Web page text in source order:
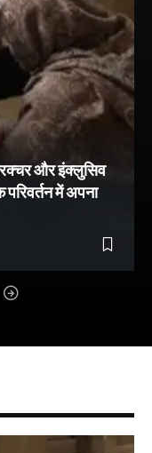
और इंक्लुसिव
में अपना